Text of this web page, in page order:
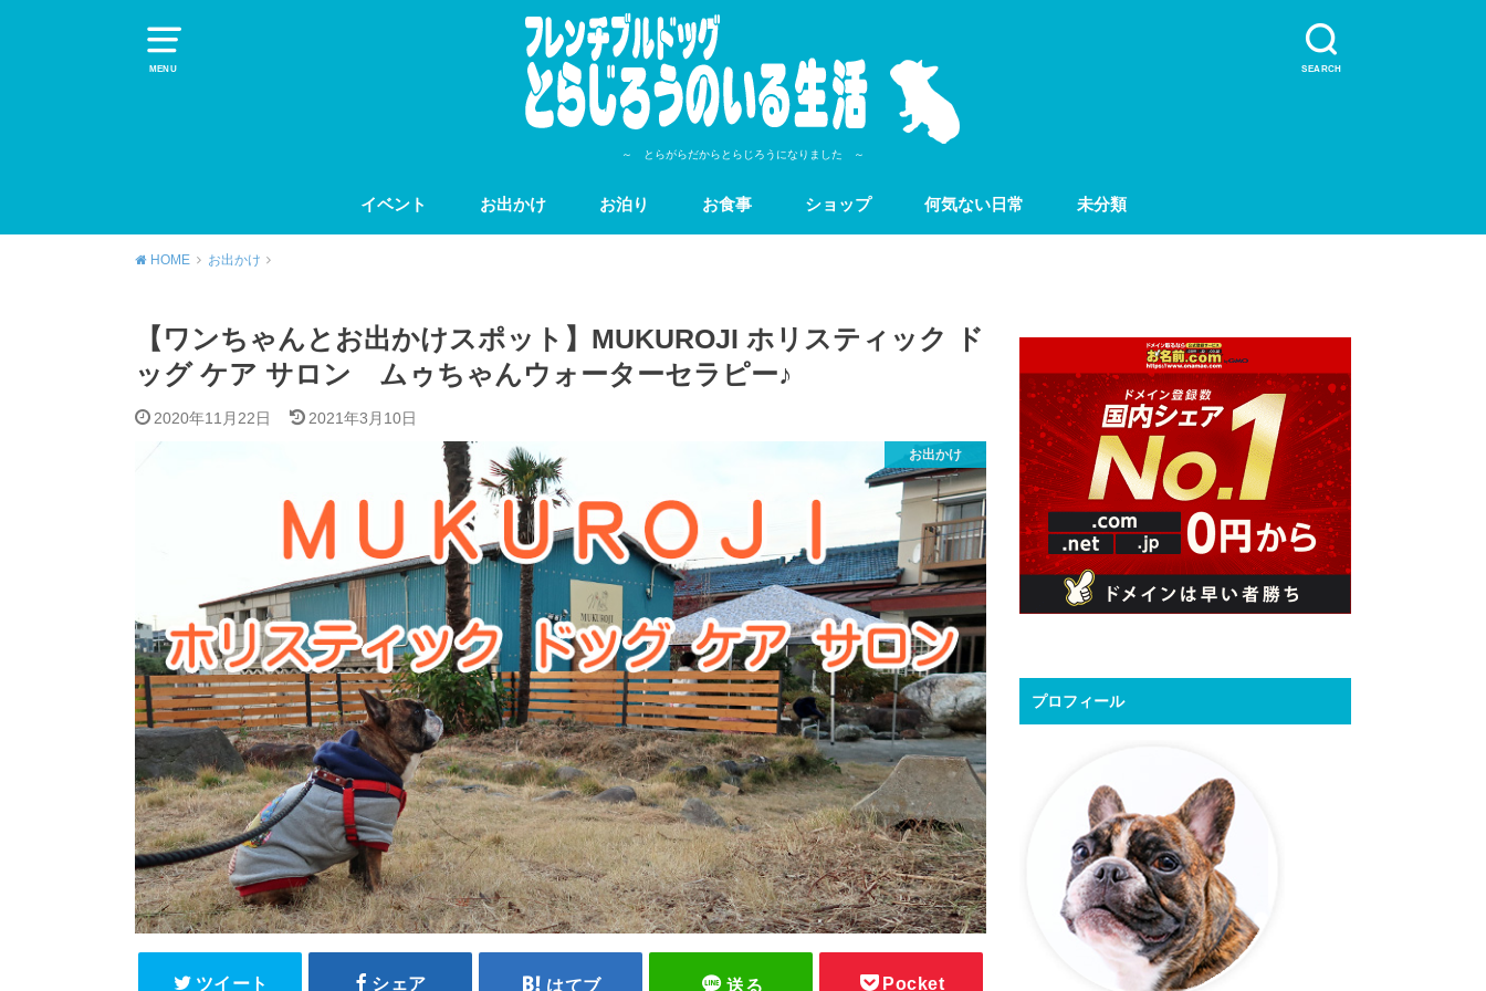
MENU SEARCH
～ とらがらだからとらじろうになりました ～
イベント お出かけ お泊り お食事 ショップ 何気ない日常 未分類
HOME お出かけ
【ワンちゃんとお出かけスポット】MUKUROJI ホリスティック ド
ッグ ケア サロン ムゥちゃんウォーターセラピー♪
2020年11月22日 2021年3月10日
お出かけ
ツイート シェア はてブ 送る Pocket
プロフィール